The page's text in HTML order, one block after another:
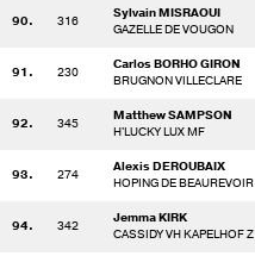
90. 316
Sylvain MISRAOUI
GAZELLE DE VOUGON
91. 230
Carlos BORHO GIRON
BRUGNON VILLECLARE
92. 345
Matthew SAMPSON
H'LUCKY LUX MF
93. 274
Alexis DEROUBAIX
HOPING DE BEAUREVOIR
94. 342
Jemma KIRK
CASSIDY VH KAPELHOF Z